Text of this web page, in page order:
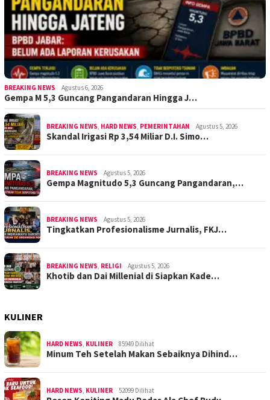
BREAKING NEWS Agustus 6, 2026
Gempa M 5,3 Guncang Pangandaran Hingga J…
BREAKING NEWS HARD NEWS PEMERINTAHAN Agustus 5, 2026
Skandal Irigasi Rp 3,54 Miliar D.I. Simo…
BREAKING NEWS Agustus 5, 2026
Gempa Magnitudo 5,3 Guncang Pangandaran,…
BREAKING NEWS Agustus 5, 2026
Tingkatkan Profesionalisme Jurnalis, FKJ…
BREAKING NEWS RELIGI Agustus 5, 2026
Khotib dan Dai Millenial di Siapkan Kade…
KULINER
HARD NEWS KULINER 85949 Dilihat
Minum Teh Setelah Makan Sebaiknya Dihind…
HARD NEWS KULINER 52099 Dilihat